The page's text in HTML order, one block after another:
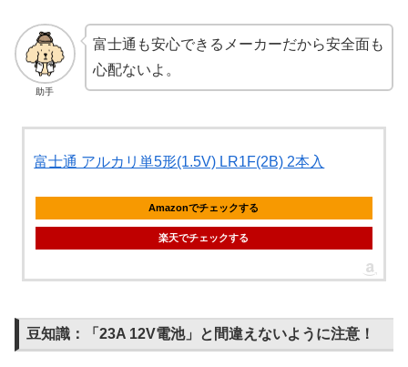
助手
富士通も安心できるメーカーだから安全面も
心配ないよ。
富士通 アルカリ単5形(1.5V) LR1F(2B) 2本入
Amazonでチェックする
楽天でチェックする
豆知識：「23A 12V電池」と間違えないように注意！